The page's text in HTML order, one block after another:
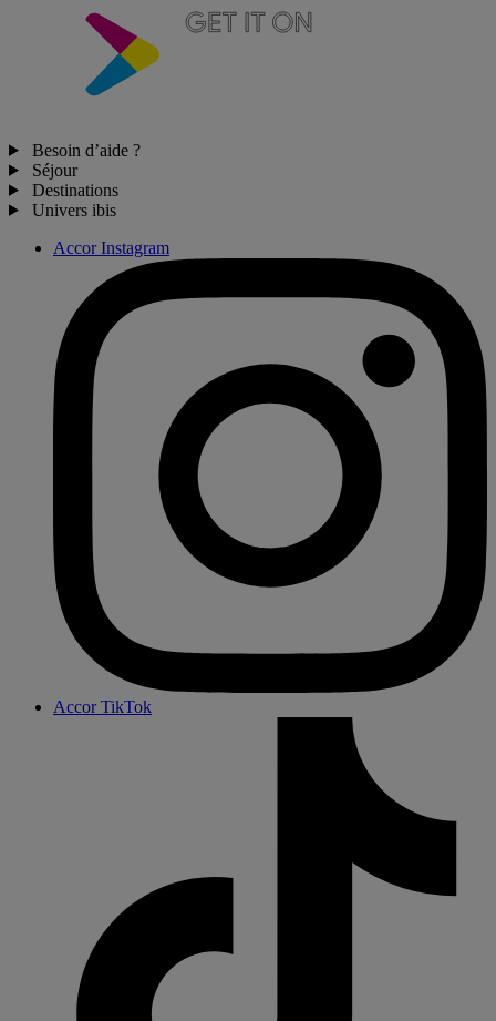
Besoin d’aide ?
Séjour
Destinations
Univers ibis
Accor Instagram
Accor TikTok